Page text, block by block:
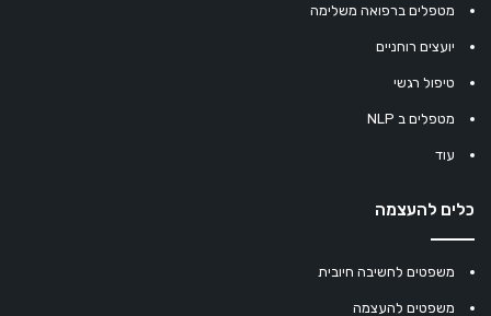
מטפלים ברפואה משלימה
יועצים רוחניים
טיפול רגשי
מטפלים ב NLP
עוד
כלים להעצמה
משפטים לחשיבה חיובית
משפטים להעצמה